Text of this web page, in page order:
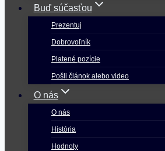
Buď súčasťou
Prezentuj
Dobrovoľník
Platené pozície
Pošli článok alebo video
O nás
O nás
História
Hodnoty